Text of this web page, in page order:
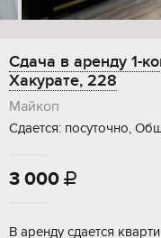
Сдача в аренду 1-
Хакурате, 228
Майкоп
Сдается: посуточно,
3 000 
В аренду сдается